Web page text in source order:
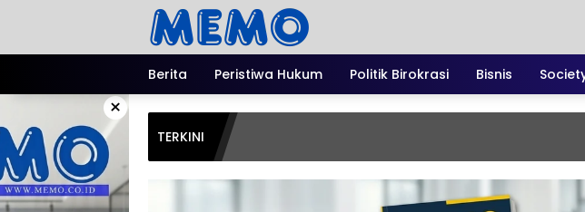
Berita
Peristiwa Hukum Politik Birokrasi Bisnis
×
TERKINI